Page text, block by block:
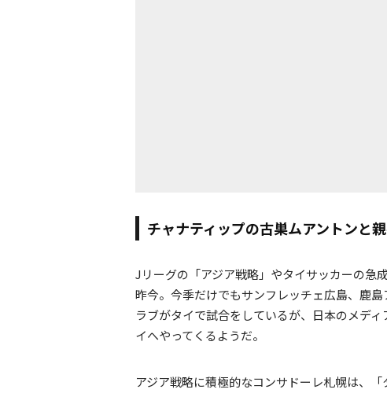
チャナティップの古巣ムアントンと
Jリーグの「アジア戦略」やタイサッカーの急
昨今。今季だけでもサンフレッチェ広島、鹿
ラブがタイで試合をしているが、日本のメデ
イへやってくるようだ。
アジア戦略に積極的なコンサドーレ札幌は、